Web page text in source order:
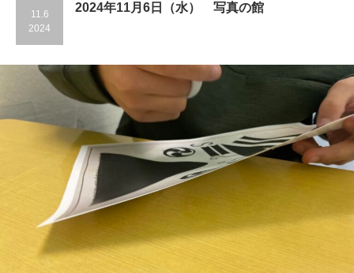
11.6
2024
2024年11月6日（水） 写真の館